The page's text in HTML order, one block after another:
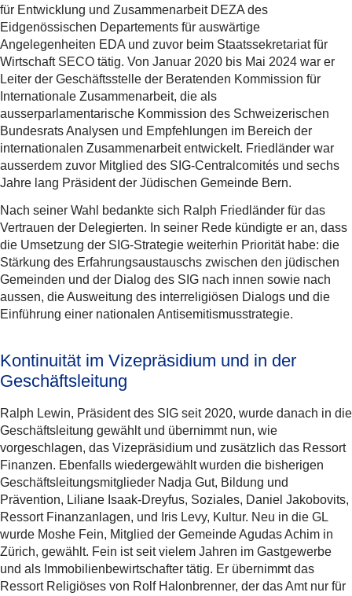
für Entwicklung und Zusammenarbeit DEZA des
Eidgenössischen Departements für auswärtige
Angelegenheiten EDA und zuvor beim Staatssekretariat für
Wirtschaft SECO tätig. Von Januar 2020 bis Mai 2024 war er
Leiter der Geschäftsstelle der Beratenden Kommission für
Internationale Zusammenarbeit, die als
ausserparlamentarische Kommission des Schweizerischen
Bundesrats Analysen und Empfehlungen im Bereich der
internationalen Zusammenarbeit entwickelt. Friedländer war
ausserdem zuvor Mitglied des SIG-Centralcomités und sechs
Jahre lang Präsident der Jüdischen Gemeinde Bern.
Nach seiner Wahl bedankte sich Ralph Friedländer für das
Vertrauen der Delegierten. In seiner Rede kündigte er an, dass
die Umsetzung der SIG-Strategie weiterhin Priorität habe: die
Stärkung des Erfahrungsaustauschs zwischen den jüdischen
Gemeinden und der Dialog des SIG nach innen sowie nach
aussen, die Ausweitung des interreligiösen Dialogs und die
Einführung einer nationalen Antisemitismusstrategie.
Kontinuität im Vizepräsidium und in der
Geschäftsleitung
Ralph Lewin, Präsident des SIG seit 2020, wurde danach in die
Geschäftsleitung gewählt und übernimmt nun, wie
vorgeschlagen, das Vizepräsidium und zusätzlich das Ressort
Finanzen. Ebenfalls wiedergewählt wurden die bisherigen
Geschäftsleitungsmitglieder Nadja Gut, Bildung und
Prävention, Liliane Isaak-Dreyfus, Soziales, Daniel Jakobovits,
Ressort Finanzanlagen, und Iris Levy, Kultur. Neu in die GL
wurde Moshe Fein, Mitglied der Gemeinde Agudas Achim in
Zürich, gewählt. Fein ist seit vielem Jahren im Gastgewerbe
und als Immobilienbewirtschafter tätig. Er übernimmt das
Ressort Religiöses von Rolf Halonbrenner, der das Amt nur für